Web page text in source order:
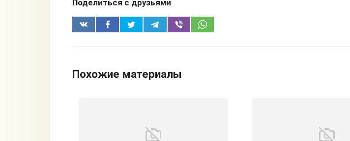
Поделиться с друзьями
Похожие материалы